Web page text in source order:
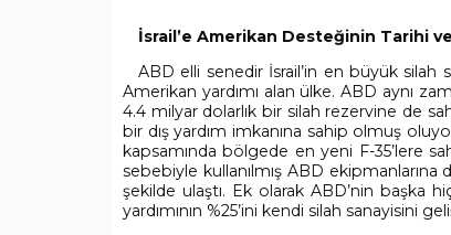
İsrail’e Amerikan Desteğinin Tarihi ve
ABD elli senedir İsrail’in en büyük silah
Amerikan yardımı alan ülke. ABD aynı
4.4 milyar dolarlık bir silah rezervine de
bir dış yardım imkanına sahip olmuş
kapsamında bölgede en yeni F-35’lere
sebebiyle kullanılmış ABD
şekilde ulaştı. Ek olarak ABD’nin başka
yardımının %25’ini kendi silah sanayisini